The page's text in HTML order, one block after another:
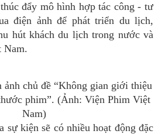
đẩy mô hình hợp tác công - tư
điện ảnh để phát triển du lịch,
hút khách du lịch trong nước và
Nam.
ảnh chủ đề “Không gian giới thiệu
phim”. (Ảnh: Viện Phim Việt
Nam)
sự kiện sẽ có nhiều hoạt động đặc